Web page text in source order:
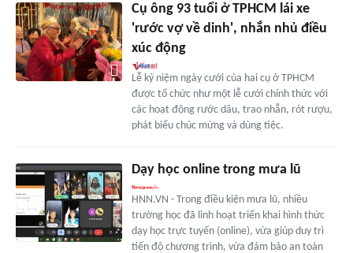
Cụ ông 93 tuổi ở TPHCM lái xe
'rước vợ về dinh', nhắn nhủ điều
xúc động
Lễ kỷ niệm ngày cưới của hai cụ ở TPHCM
được tổ chức như một lễ cưới chính thức với
các hoạt động rước dâu, trao nhẫn, rót rượu,
phát biểu chúc mừng và dùng tiệc.
Dạy học online trong mưa lũ
HNN.VN - Trong điều kiện mưa lũ, nhiều
trường học đã linh hoạt triển khai hình thức
dạy học trực tuyến (online), vừa giúp duy trì
tiến độ chương trình, vừa đảm bảo an toàn